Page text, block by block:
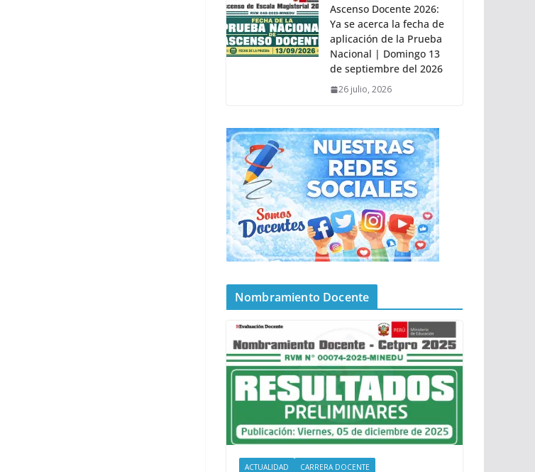
Ascenso Docente 2026:
Ya se acerca la fecha de
aplicación de la Prueba
Nacional | Domingo 13
de septiembre del 2026
26 julio, 2026
Nombramiento Docente
ACTUALIDAD
CARRERA DOCENTE